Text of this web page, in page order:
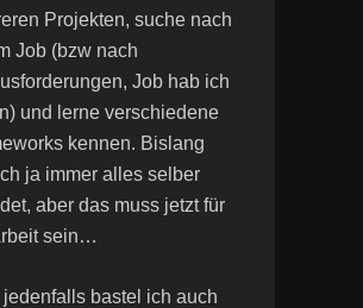
Projekten, suche nach
Job (bzw nach
Job hab ich
und lerne verschiedene
kennen. Bislang
ja immer alles selber
aber das muss jetzt für
sein…
jedenfalls bastel ich auch